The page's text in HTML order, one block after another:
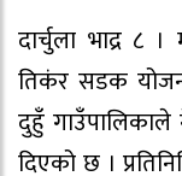
दार्चुला भाद्र ८
तिकंर सडक
दुहुँ गाउँपालिकाले
दिएको छ ।